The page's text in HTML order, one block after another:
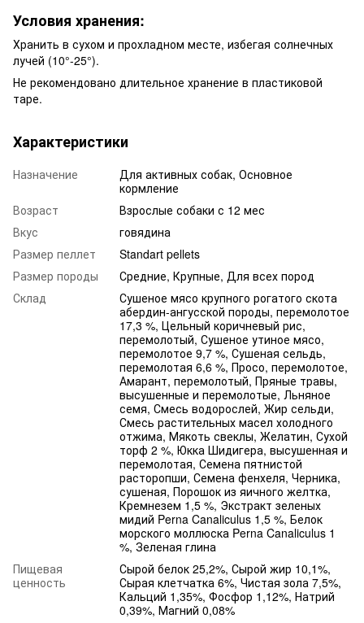
Условия хранения:
Хранить в сухом и прохладном месте, избегая солнечных
лучей (10°-25°).
Не рекомендовано длительное хранение в пластиковой
таре.
Характеристики
Назначение
Для активных собак, Основное
кормление
Возраст
Взрослые собаки с 12 мес
Вкус
говядина
Размер пеллет
Standart pellets
Размер породы
Средние, Крупные, Для всех пород
Склад
Сушеное мясо крупного рогатого скота
абердин-ангусской породы, перемолотое
17,3 %, Цельный коричневый рис,
перемолотый, Сушеное утиное мясо,
перемолотое 9,7 %, Сушеная сельдь,
перемолотая 6,6 %, Просо, перемолотое,
Амарант, перемолотый, Пряные травы,
высушенные и перемолотые, Льняное
семя, Смесь водорослей, Жир сельди,
Смесь растительных масел холодного
отжима, Мякоть свеклы, Желатин, Сухой
торф 2 %, Юкка Шидигера, высушенная и
перемолотая, Семена пятнистой
расторопши, Семена фенхеля, Черника,
сушеная, Порошок из яичного желтка,
Кремнезем 1,5 %, Экстракт зеленых
мидий Perna Canaliculus 1,5 %, Белок
морского моллюска Perna Canaliculus 1
%, Зеленая глина
Пищевая
ценность
Сырой белок 25,2%, Сырой жир 10,1%,
Сырая клетчатка 6%, Чистая зола 7,5%,
Кальций 1,35%, Фосфор 1,12%, Натрий
0,39%, Магний 0,08%